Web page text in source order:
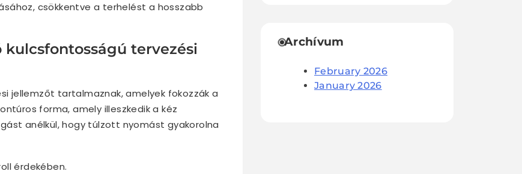
csökkentve a terhelést a hosszabb
tervezési
jellemzőt tartalmaznak, amelyek fokozzák a
forma, amely illeszkedik a kéz
anélkül, hogy túlzott nyomást gyakorolna
érdekében.
Archívum
February 2026
January 2026